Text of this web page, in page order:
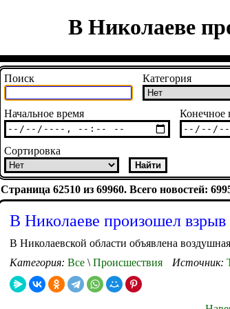
В Николаеве
Поиск Категория
Начальное время Конечное
Сортировка
Страница 62510 из 69960. Всего новостей:
В Николаеве произошел взрыв
В Николаевской области объявлена
Категория: Все \ Происшествия Источник: